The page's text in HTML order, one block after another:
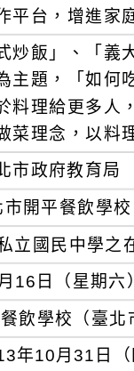
平台，增進家
炒飯」、「義
主題，「如何
料理給更多人
菜理念，以料
市政府教育局
開平餐飲學校
立國民中學之
16日（星期六
飲學校（臺
年10月31日